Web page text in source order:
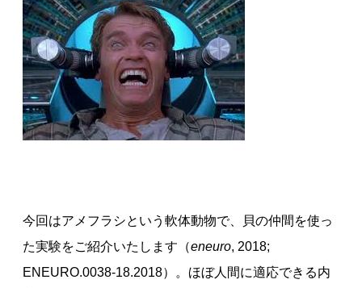
今回はアメフラシという軟体動物で、貝の仲間を使っ
た実験をご紹介いたします（eneuro, 2018;
ENEURO.0038-18.2018）。ほぼ人間に適応できる内